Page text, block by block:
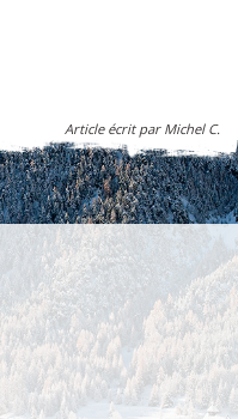
Article écrit par Michel C.